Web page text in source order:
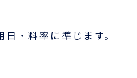
・料率に準じます。